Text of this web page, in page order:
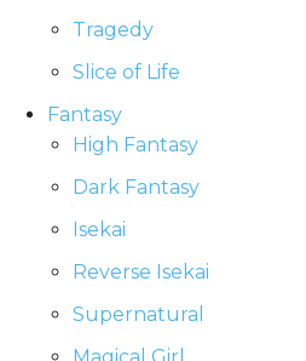
Tragedy
Slice of Life
Fantasy
High Fantasy
Dark Fantasy
Isekai
Reverse Isekai
Supernatural